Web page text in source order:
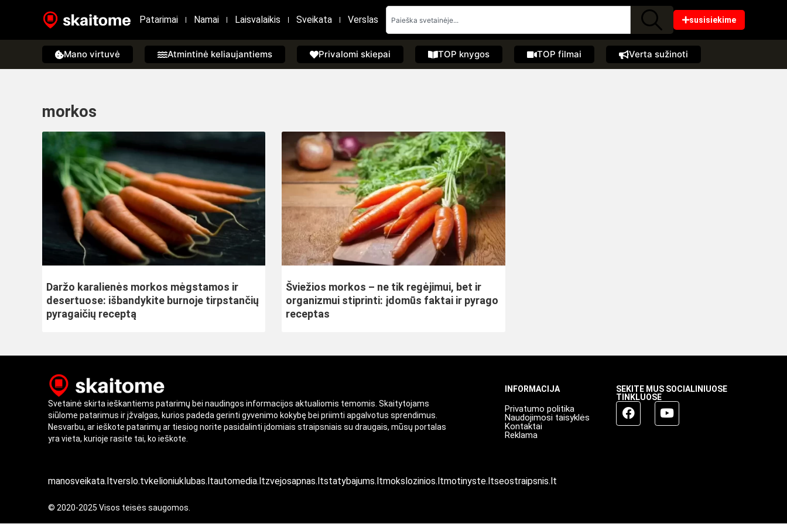
Patarimai Namai Laisvalaikis Sveikata Verslas susisiekime
Mano virtuvė Atmintinė keliaujantiems Privalomi skiepai TOP knygos TOP filmai Verta sužinoti
morkos
Daržo karalienės morkos mėgstamos ir
desertuose: išbandykite burnoje tirpstančių
pyragaičių receptą
Šviežios morkos – ne tik regėjimui, bet ir
organizmui stiprinti: įdomūs faktai ir pyrago
receptas
Svetainė skirta ieškantiems patarimų bei naudingos informacijos aktualiomis temomis. Skaitytojams
siūlome patarimus ir įžvalgas, kurios padeda gerinti gyvenimo kokybę bei priimti apgalvotus sprendimus.
Nesvarbu, ar ieškote patarimų ar tiesiog norite pasidalinti įdomiais straipsniais su draugais, mūsų portalas
yra vieta, kurioje rasite tai, ko ieškote.
INFORMACIJA
Privatumo politika
Naudojimosi taisyklės
Kontaktai
Reklama
SEKITE MUS SOCIALINIUOSE
TINKLUOSE
manosveikata.ltverslo.tvkelioniuklubas.ltautomedia.ltzvejosapnas.ltstatybajums.ltmokslozinios.ltmotinyste.ltseostraipsnis.lt
© 2020-2025 Visos teisės saugomos.